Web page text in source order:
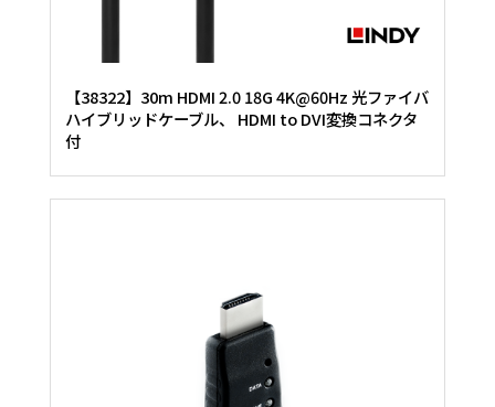
【38322】30m HDMI 2.0 18G 4K@60Hz 光ファイバ
ハイブリッドケーブル、 HDMI to DVI変換コネクタ
付